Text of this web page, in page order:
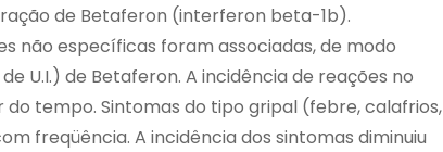
de Betaferon (interferon beta-1b).
não específicas foram associadas, de modo
U.I.) de Betaferon. A incidência de reações no
tempo. Sintomas do tipo gripal (febre, calafrios,
freqüência. A incidência dos sintomas diminuiu